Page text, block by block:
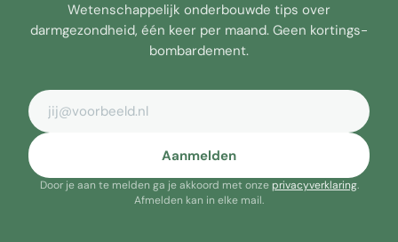
Wetenschappelijk onderbouwde tips over
darmgezondheid, één keer per maand. Geen kortings-
bombardement.
E-mailadres
Aanmelden
Door je aan te melden ga je akkoord met onzeprivacyverklaring.
Afmelden kan in elke mail.